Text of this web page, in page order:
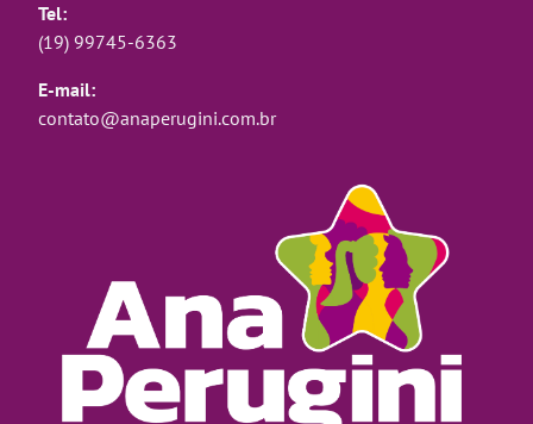
Tel:
(19) 99745-6363
E-mail:
contato@anaperugini.com.br